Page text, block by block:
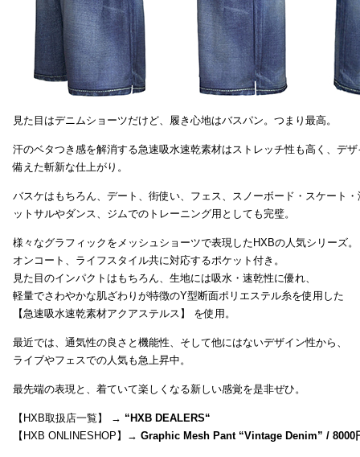
見た目はデニムショーツだけど、履き心地はバスパン。つまり最高。
汗のベタつき感を解消する急速吸水速乾素材はストレッチ性も高く、デ
備えた斬新な仕上がり。
バスケはもちろん、デート、街使い、フェス、スノーボード・スケート
ットサルやダンス、ジムでのトレーニング用としても完璧。
様々なグラフィックをメッシュショーツで表現したHXBの人気シリーズ。
オンコート、ライフスタイル共に対応するポケット付き。
見た目のインパクトはもちろん、生地には吸水・速乾性に優れ、
軽量でさわやかな肌ざわりが特徴のY型断面ポリエステル糸を使用した
【急速吸水速乾素材アクアステルス】 を使用。
最近では、通気性の良さと機能性、そして他にはないデザイン性から、
ライブやフェスでの人気も急上昇中。
最先端の表現と、着ていて楽しくなる新しい感覚を是非ぜひ。
【HXB取扱店一覧】 → “HXB DEALERS“
【HXB ONLINESHOP】→ Graphic Mesh Pant “Vintage Denim” / 8000